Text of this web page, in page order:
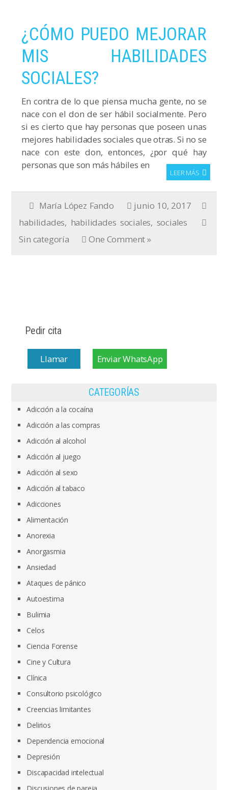
¿CÓMO PUEDO MEJORAR
MIS HABILIDADES
SOCIALES?
En contra de lo que piensa mucha gente, no se
nace con el don de ser hábil socialmente. Pero
si es cierto que hay personas que poseen unas
mejores habilidades sociales que otras. Si no se
nace con este don, entonces, ¿por qué hay
personas que son más hábiles en
LEER MÁS
María López Fando
junio 10, 2017
habilidades, habilidades sociales, sociales
Sin categoría
One Comment »
Pedir cita
Llamar Enviar WhatsApp
CATEGORÍAS
Adicción a la cocaína
Adicción a las compras
Adicción al alcohol
Adicción al juego
Adicción al sexo
Adicción al tabaco
Adicciones
Alimentación
Anorexia
Anorgasmia
Ansiedad
Ataques de pánico
Autoestima
Bulimia
Celos
Ciencia Forense
Cine y Cultura
Clínica
Consultorio psicológico
Creencias limitantes
Delirios
Dependencia emocional
Depresión
Discapacidad intelectual